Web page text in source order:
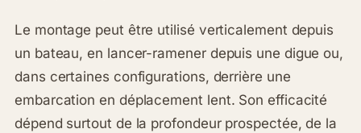
Le montage peut être utilisé verticalement depuis
un bateau, en lancer-ramener depuis une digue ou,
dans certaines configurations, derrière une
embarcation en déplacement lent. Son efficacité
dépend surtout de la profondeur prospectée, de la